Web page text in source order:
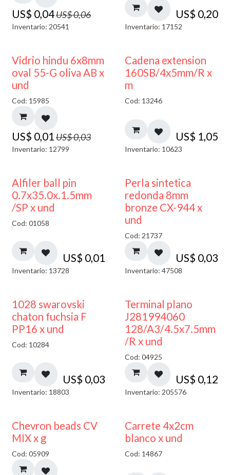
US$ 0,04US$0,06
Inventario: 20541
US$ 0,20
Inventario: 17152
50% DESCUENTO
Vidrio hindu 6x8mm
oval 55-G oliva AB x
und
Cod: 15985
US$ 0,01 US$0,03
Inventario: 12799
Cadena extension
160SB/4x5mm/R x
m
Cod: 13246
US$ 1,05
Inventario: 10623
Alfiler ball pin
0.7x35.0x.1.5mm
/SP x und
Cod: 01058
US$ 0,01
Inventario: 13728
Perla sintetica
redonda 8mm
bronze CX-944 x
und
Cod: 21737
US$ 0,03
Inventario: 47508
1028 swarovski
chaton fuchsia F
PP16 x und
Cod: 10284
US$ 0,03
Inventario: 18803
Terminal plano
J281994060
128/A3/4.5x7.5mm
/R x und
Cod: 04925
US$ 0,12
Inventario: 205576
50% DESCUENTO
Chevron beads CV
MIX x g
Cod: 05909
Carrete 4x2cm
blanco x und
Cod: 14867